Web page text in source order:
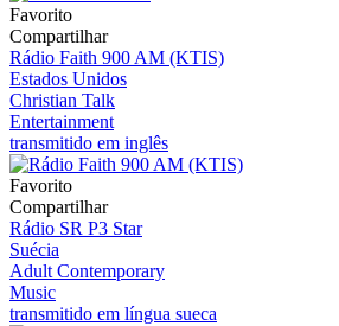
Favorito
Compartilhar
Rádio Faith 900 AM (KTIS)
Estados Unidos
Christian Talk
Entertainment
transmitido em inglês
Favorito
Compartilhar
Rádio SR P3 Star
Suécia
Adult Contemporary
Music
transmitido em língua sueca